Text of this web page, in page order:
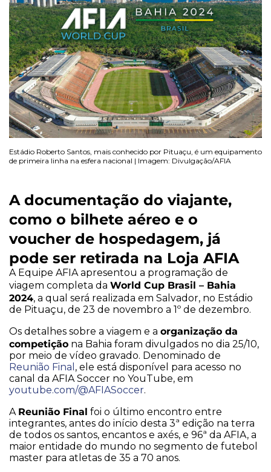
Estádio Roberto Santos, mais conhecido por Pituaçu, é um equipamento
de primeira linha na esfera nacional | Imagem: Divulgação/AFIA
A documentação do viajante,
como o bilhete aéreo e o
voucher de hospedagem, já
pode ser retirada na Loja AFIA
A Equipe AFIA apresentou a programação de
viagem completa da World Cup Brasil – Bahia
2024, a qual será realizada em Salvador, no Estádio
de Pituaçu, de 23 de novembro a 1º de dezembro.
Os detalhes sobre a viagem e a organização da
competição na Bahia foram divulgados no dia 25/10,
por meio de vídeo gravado. Denominado de
Reunião Final , ele está disponível para acesso no
canal da AFIA Soccer no YouTube, em
youtube.com/@AFIASoccer.
A Reunião Final foi o último encontro entre
integrantes, antes do início desta 3ª edição na terra
de todos os santos, encantos e axés, e 96ª da AFIA, a
maior entidade do mundo no segmento de futebol
master para atletas de 35 a 70 anos.